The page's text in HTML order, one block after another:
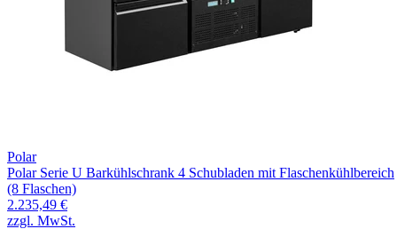
Polar
Polar Serie U Barkühlschrank 4 Schubladen mit Flaschenkühlbereich
(8 Flaschen)
2.235,49 €
zzgl. MwSt.